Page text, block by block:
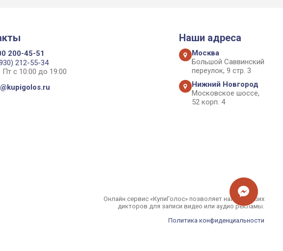
200-45-51
212-55-34
с 10:00 до 19:00
Наши адреса
Москва
Большой Саввинский
переулок, 9 стр. 3
Нижний Новгород
Московское шоссе,
52 корп. 4
Онлайн сервис «КупиГолос» позволяет найти лучших
дикторов для записи видео или аудио рекламы.
Политика конфиденциальности